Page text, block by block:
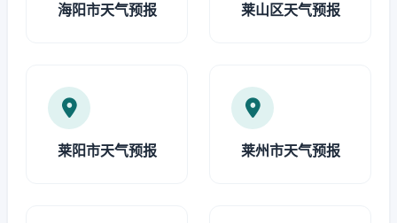
海阳市天气预报 莱山区天气预报
莱阳市天气预报 莱州市天气预报